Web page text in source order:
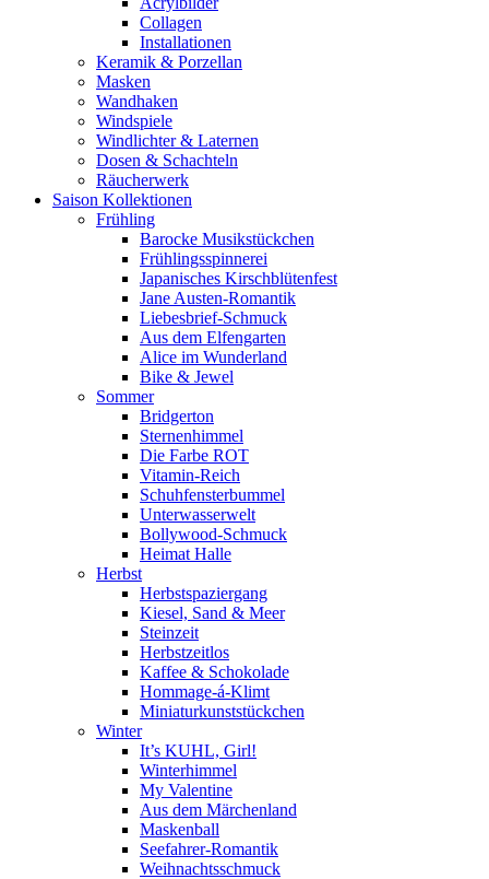
Collagen
Installationen
Keramik & Porzellan
Masken
Wandhaken
Windspiele
Windlichter & Laternen
Dosen & Schachteln
Räucherwerk
Saison Kollektionen
Frühling
Barocke Musikstückchen
Frühlingsspinnerei
Japanisches Kirschblütenfest
Jane Austen-Romantik
Liebesbrief-Schmuck
Aus dem Elfengarten
Alice im Wunderland
Bike & Jewel
Sommer
Bridgerton
Sternenhimmel
Die Farbe ROT
Vitamin-Reich
Schuhfensterbummel
Unterwasserwelt
Bollywood-Schmuck
Heimat Halle
Herbst
Herbstspaziergang
Kiesel, Sand & Meer
Steinzeit
Herbstzeitlos
Kaffee & Schokolade
Hommage-á-Klimt
Miniaturkunststückchen
Winter
It’s KUHL, Girl!
Winterhimmel
My Valentine
Aus dem Märchenland
Maskenball
Seefahrer-Romantik
Weihnachtsschmuck